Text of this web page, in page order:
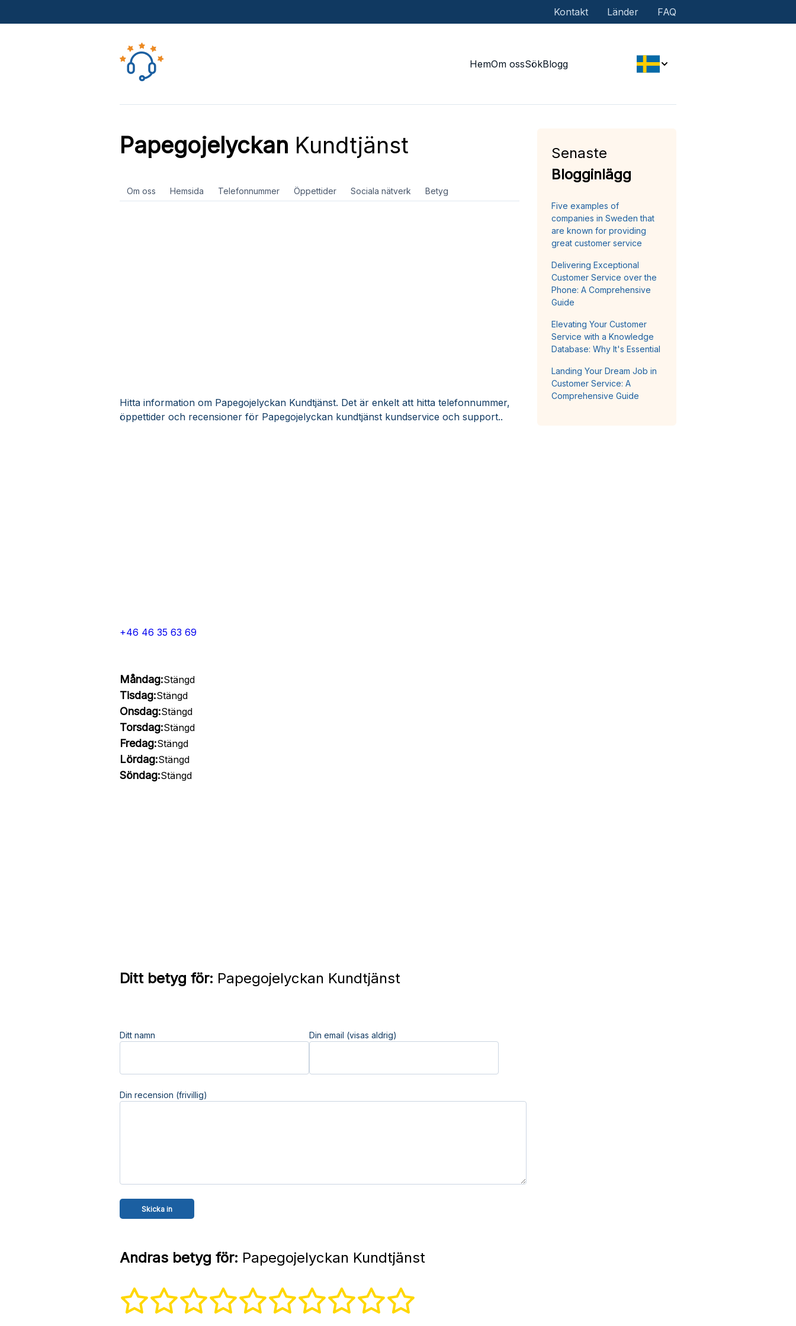
Kontakt Länder FAQ
HemOm ossSökBlogg
Papegojelyckan Kundtjänst
Om oss Hemsida Telefonnummer Öppettider Sociala nätverk Betyg
Hitta information om Papegojelyckan Kundtjänst. Det är enkelt att hitta telefonnummer,
öppettider och recensioner för Papegojelyckan kundtjänst kundservice och support..
+46 46 35 63 69
Måndag:Stängd
Tisdag:Stängd
Onsdag:Stängd
Torsdag:Stängd
Fredag:Stängd
Lördag:Stängd
Söndag:Stängd
Ditt betyg för: Papegojelyckan Kundtjänst
Ditt namn Din email (visas aldrig)
Din recension (frivillig)
Andras betyg för: Papegojelyckan Kundtjänst
Senaste
Blogginlägg
Five examples of
companies in Sweden that
are known for providing
great customer service
Delivering Exceptional
Customer Service over the
Phone: A Comprehensive
Guide
Elevating Your Customer
Service with a Knowledge
Database: Why It's Essential
Landing Your Dream Job in
Customer Service: A
Comprehensive Guide